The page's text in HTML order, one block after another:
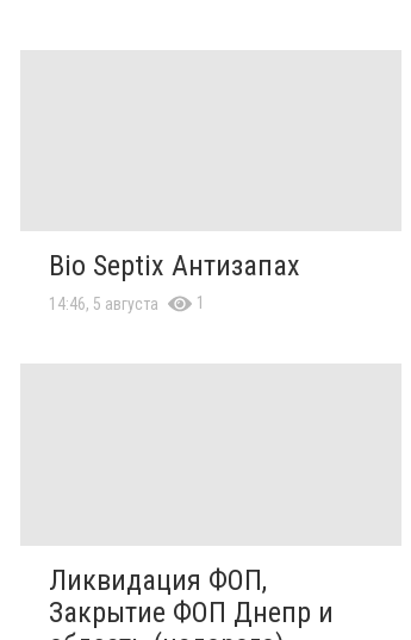
Bio Septix Антизапах
14:46, 5 августа 1
Ликвидация ФОП,
Закрытие ФОП Днепр и